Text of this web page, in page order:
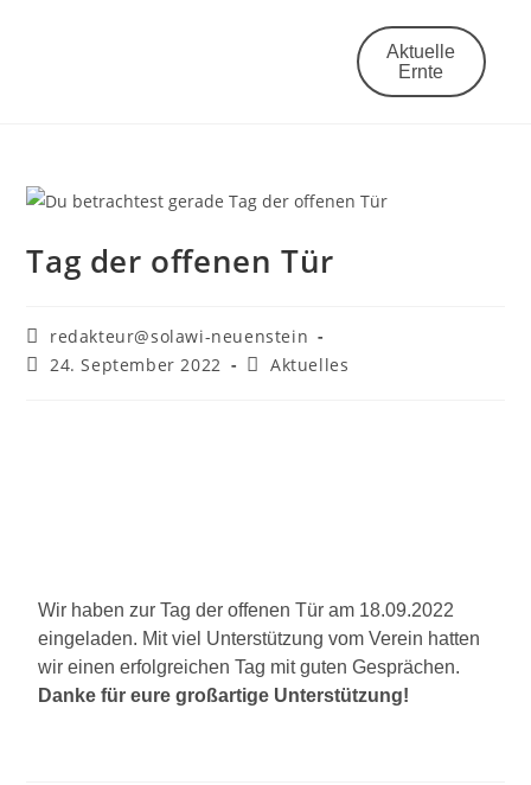
Aktuelle
Ernte
Tag der offenen Tür
redakteur@solawi-neuenstein
24. September 2022
Aktuelles
Wir haben zur Tag der offenen Tür am 18.09.2022
eingeladen. Mit viel Unterstützung vom Verein hatten
wir einen erfolgreichen Tag mit guten Gesprächen.
Danke für eure großartige Unterstützung!